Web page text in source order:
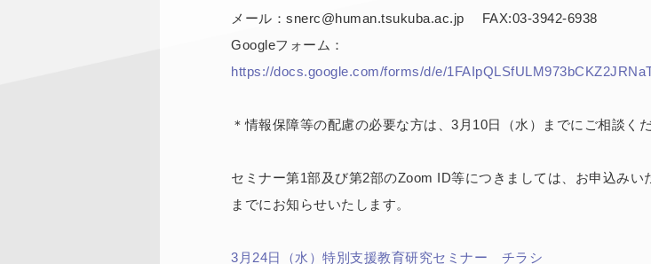
メール：snerc@human.tsukuba.ac.jp FAX:03-3942-6938
Googleフォーム：
https://docs.google.com/forms/d/e/
＊情報保障等の配慮の必要な方は、3月10日（水）までにご相談くだ
セミナー第1部及び第2部のZoom ID等につきましては、お申込み
までにお知らせいたします。
3月24日（水）特別支援教育研究セミナー チラシ